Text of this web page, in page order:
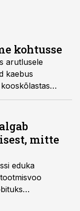
kohtusse
kaebus
lise
mitte
eduka